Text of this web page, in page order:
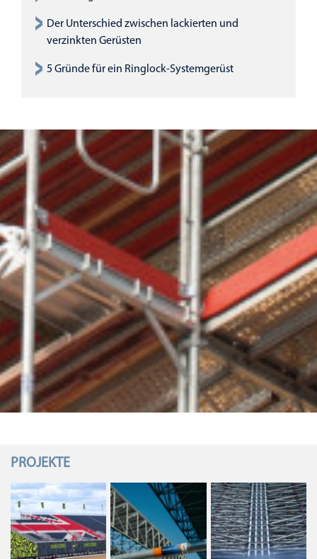
Der Unterschied zwischen lackierten und
verzinkten Gerüsten
5 Gründe für ein Ringlock-Systemgerüst
PROJEKTE